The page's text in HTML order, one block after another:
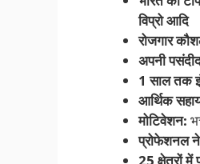
विप्रो आदि
रोजगार
अपनी
1 साल तक
आर्थिक
मोटिवेशन:
प्रोफेशनल
25 क्षेत्रों में